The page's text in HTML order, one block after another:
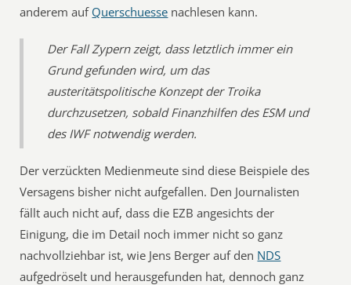
anderem auf Querschuesse nachlesen kann.
Der Fall Zypern zeigt, dass letztlich immer ein
Grund gefunden wird, um das
austeritätspolitische Konzept der Troika
durchzusetzen, sobald Finanzhilfen des ESM und
des IWF notwendig werden.
Der verzückten Medienmeute sind diese Beispiele des
Versagens bisher nicht aufgefallen. Den Journalisten
fällt auch nicht auf, dass die EZB angesichts der
Einigung, die im Detail noch immer nicht so ganz
nachvollziehbar ist, wie Jens Berger auf den NDS
aufgedröselt und herausgefunden hat, dennoch ganz